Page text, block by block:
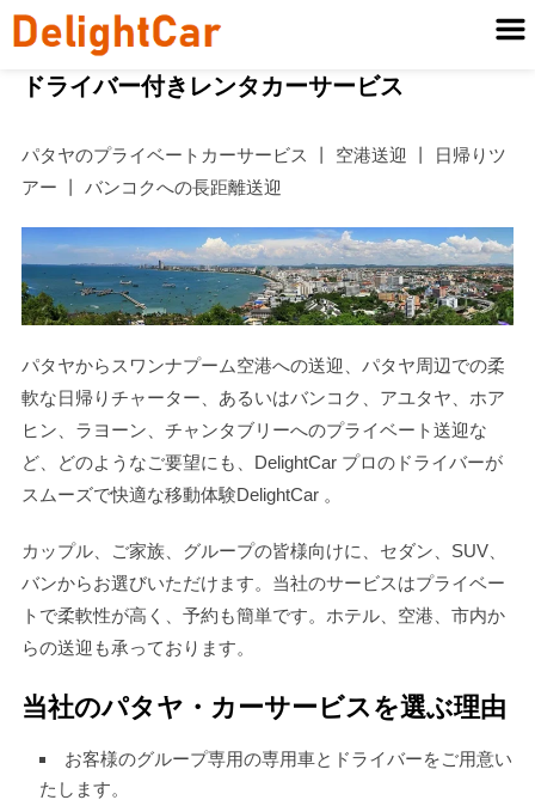
ドライバー付きレンタカーサービス
パタヤのプライベートカーサービス 丨 空港送迎 丨 日帰りツ
アー 丨 バンコクへの長距離送迎
パタヤからスワンナプーム空港への送迎、パタヤ周辺での柔
軟な日帰りチャーター、あるいはバンコク、アユタヤ、ホア
ヒン、ラヨーン、チャンタブリーへのプライベート送迎な
ど、どのようなご要望にも、DelightCar プロのドライバーが
スムーズで快適な移動体験DelightCar 。
カップル、ご家族、グループの皆様向けに、セダン、SUV、
バンからお選びいただけます。当社のサービスはプライベー
トで柔軟性が高く、予約も簡単です。ホテル、空港、市内か
らの送迎も承っております。
当社のパタヤ・カーサービスを選ぶ理由
お客様のグループ専用の専用車とドライバーをご用意い
たします。